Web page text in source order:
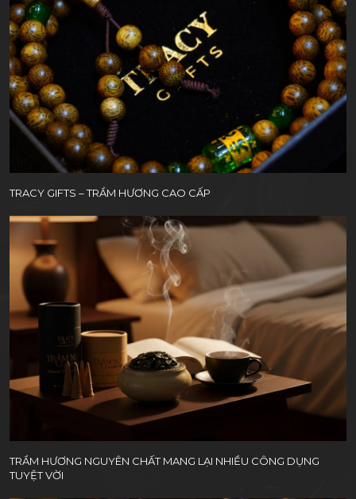
TRACY GIFTS – TRẦM HƯƠNG CAO CẤP
TRẦM HƯƠNG NGUYÊN CHẤT MANG LẠI NHIỀU CÔNG DỤNG
TUYỆT VỜI